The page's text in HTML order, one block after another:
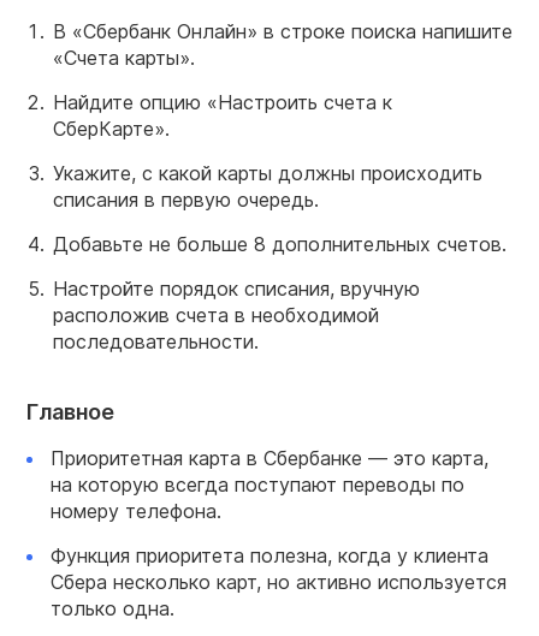
В «Сбербанк Онлайн» в строке поиска напишите
«Счета карты».
Найдите опцию «Настроить счета к
СберКарте».
Укажите, с какой карты должны происходить
списания в первую очередь.
Добавьте не больше 8 дополнительных счетов.
Настройте порядок списания, вручную
расположив счета в необходимой
последовательности.
Главное
Приоритетная карта в Сбербанке — это карта,
на которую всегда поступают переводы по
номеру телефона.
Функция приоритета полезна, когда у клиента
Сбера несколько карт, но активно используется
только одна.